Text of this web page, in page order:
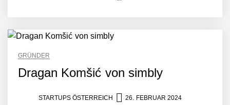
GRÜNDER
Dragan Komšić von simbly
STARTUPS ÖSTERREICH 26. FEBRUAR 2024